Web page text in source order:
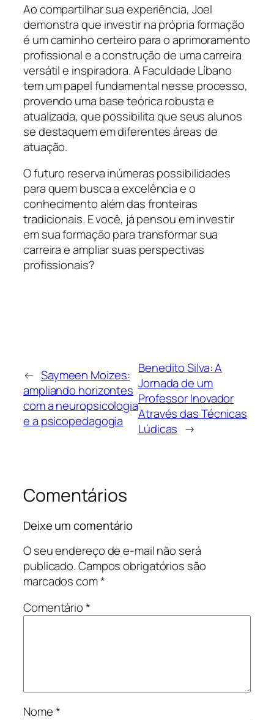
Ao compartilhar sua experiência, Joel
demonstra que investir na própria formação
é um caminho certeiro para o aprimoramento
profissional e a construção de uma carreira
versátil e inspiradora. A Faculdade Líbano
tem um papel fundamental nesse processo,
provendo uma base teórica robusta e
atualizada, que possibilita que seus alunos
se destaquem em diferentes áreas de
atuação.
O futuro reserva inúmeras possibilidades
para quem busca a excelência e o
conhecimento além das fronteiras
tradicionais. E você, já pensou em investir
em sua formação para transformar sua
carreira e ampliar suas perspectivas
profissionais?
← Saymeen Moizes:
ampliando horizontes
com a neuropsicologia
e a psicopedagogia
Benedito Silva: A
Jornada de um
Professor Inovador
Através das Técnicas
Lúdicas →
Comentários
Deixe um comentário
O seu endereço de e-mail não será
publicado.Campos obrigatórios são
marcados com*
Comentário*
Nome*